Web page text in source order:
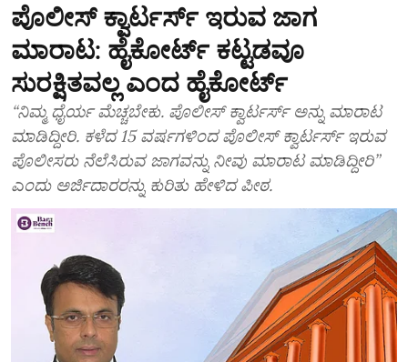
ಪೊಲೀಸ್‌ ಕ್ವಾರ್ಟರ್ಸ್‌ ಇರುವ ಜಾಗ
ಮಾರಾಟ: ಹೈಕೋರ್ಟ್‌ ಕಟ್ಟಡವೂ
ಸುರಕ್ಷಿತವಲ್ಲ ಎಂದ ಹೈಕೋರ್ಟ್‌
“ನಿಮ್ಮ ಧೈರ್ಯ ಮೆಚ್ಚಬೇಕು. ಪೊಲೀಸ್‌ ಕ್ವಾರ್ಟರ್ಸ್‌ ಅನ್ನು ಮಾರಾಟ
ಮಾಡಿದ್ದೀರಿ. ಕಳೆದ 15 ವರ್ಷಗಳಿಂದ ಪೊಲೀಸ್‌ ಕ್ವಾರ್ಟರ್ಸ್‌ ಇರುವ
ಪೊಲೀಸರು ನೆಲೆಸಿರುವ ಜಾಗವನ್ನು ನೀವು ಮಾರಾಟ ಮಾಡಿದ್ದೀರಿ”
ಎಂದು ಅರ್ಜಿದಾರರನ್ನು ಕುರಿತು ಹೇಳಿದ ಪೀಠ.